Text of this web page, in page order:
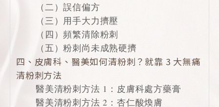
（二）誤信偏方
（三）用手大力擠壓
（四）頻繁清除粉刺
（五）粉刺尚未成熟硬擠
四、皮膚科、醫美如何清粉刺？就靠 3 大無痛
清粉刺方法
醫美清粉刺方法 1：皮膚科處方藥膏
醫美清粉刺方法 2：杏仁酸煥膚